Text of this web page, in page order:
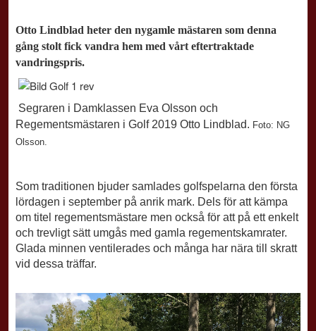
Otto Lindblad heter den nygamle mästaren som denna
gång stolt fick vandra hem med vårt eftertraktade
vandringspris.
Segraren i Damklassen Eva Olsson och
Regementsmästaren i Golf 2019 Otto Lindblad. Foto: NG
Olsson.
Som traditionen bjuder samlades golfspelarna den första
lördagen i september på anrik mark. Dels för att kämpa
om titel regementsmästare men också för att på ett enkelt
och trevligt sätt umgås med gamla regementskamrater.
Glada minnen ventilerades och många har nära till skratt
vid dessa träffar.